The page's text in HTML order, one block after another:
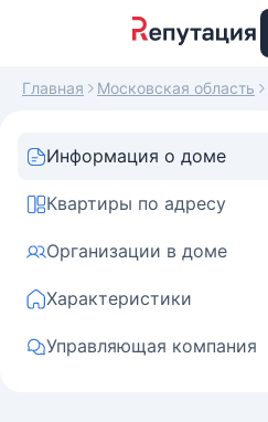
Главная Московская область
Информация о доме
Квартиры по адресу
Организации в доме
Характеристики
Управляющая компания